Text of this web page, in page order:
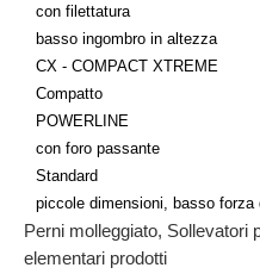
con filettatura
basso ingombro in altezza
CX - COMPACT XTREME
Compatto
POWERLINE
con foro passante
Standard
piccole dimensioni, basso forza
Perni molleggiato, Sollevatori
elementari prodotti